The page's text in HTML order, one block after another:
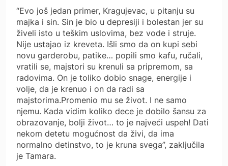
“Evo još jedan primer, Kragujevac, u pitanju su
majka i sin. Sin je bio u depresiji i bolestan jer su
živeli isto u teškim uslovima, bez vode i struje.
Nije ustajao iz kreveta. Išli smo da on kupi sebi
novu garderobu, patike… popili smo kafu, ručali,
vratili se, majstori su krenuli sa pripremom, sa
radovima. On je toliko dobio snage, energije i
volje, da je krenuo i on da radi sa
majstorima.Promenio mu se život. I ne samo
njemu. Kada vidim koliko dece je dobilo šansu za
obrazovanje, bolji život… to je najveći uspeh! Dati
nekom detetu mogućnost da živi, da ima
normalno detinstvo, to je kruna svega”, zaključila
je Tamara.